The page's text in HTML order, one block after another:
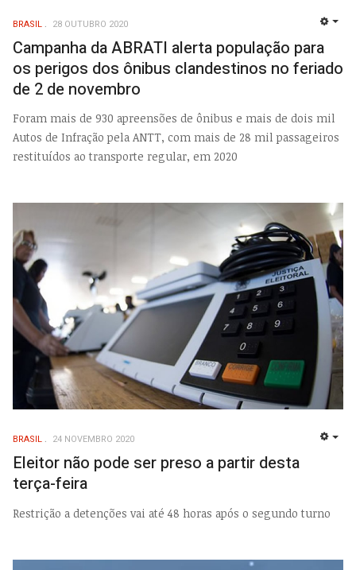
BRASIL 28 OUTUBRO 2020
Campanha da ABRATI alerta população para
os perigos dos ônibus clandestinos no feriado
de 2 de novembro
Foram mais de 930 apreensões de ônibus e mais de dois mil
Autos de Infração pela ANTT, com mais de 28 mil passageiros
restituídos ao transporte regular, em 2020
BRASIL 24 NOVEMBRO 2020
Eleitor não pode ser preso a partir desta
terça-feira
Restrição a detenções vai até 48 horas após o segundo turno